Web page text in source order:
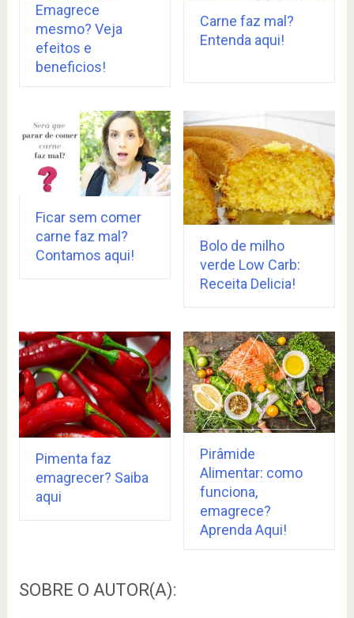
Emagrece
mesmo? Veja
efeitos e
beneficios!
Carne faz mal?
Entenda aqui!
Ficar sem comer
carne faz mal?
Contamos aqui!
Bolo de milho
verde Low Carb:
Receita Delicia!
Pimenta faz
emagrecer? Saiba
aqui
Pirâmide
Alimentar: como
funciona,
emagrece?
Aprenda Aqui!
SOBRE O AUTOR(A):